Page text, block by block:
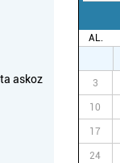
askoz
AL.
3
10
17
24